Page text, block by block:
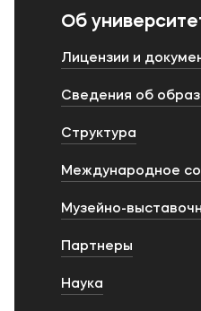
Об
Лицензии и
Сведения об
Структура
Международное
Музейно-
Партнеры
Наука